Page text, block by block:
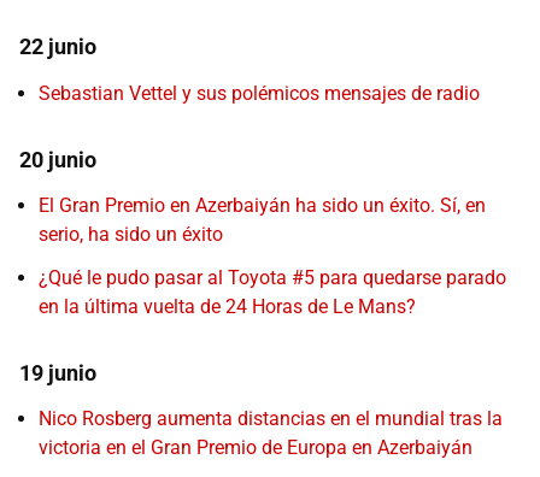
22 junio
Sebastian Vettel y sus polémicos mensajes de radio
20 junio
El Gran Premio en Azerbaiyán ha sido un éxito. Sí, en
serio, ha sido un éxito
¿Qué le pudo pasar al Toyota #5 para quedarse parado
en la última vuelta de 24 Horas de Le Mans?
19 junio
Nico Rosberg aumenta distancias en el mundial tras la
victoria en el Gran Premio de Europa en Azerbaiyán